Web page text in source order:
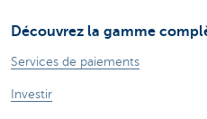
Découvrez la gamme
Services de paiements
Investir